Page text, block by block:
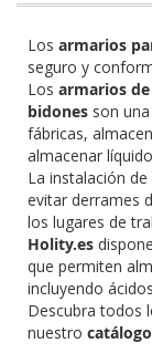
Los armarios
seguro y
Los armarios
bidones son
fábricas,
almacenar
La instalación de
evitar derrames
los lugares de
Holity.es
que permiten
incluyendo
Descubra todos
nuestro